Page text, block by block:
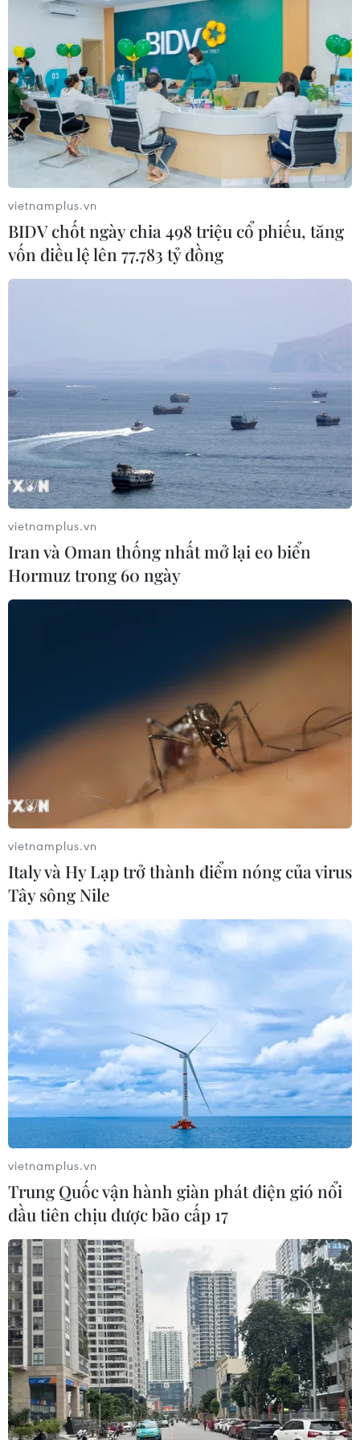
vietnamplus.vn
BIDV chốt ngày chia 498 triệu cổ phiếu, tăng
vốn điều lệ lên 77.783 tỷ đồng
vietnamplus.vn
Iran và Oman thống nhất mở lại eo biển
Hormuz trong 60 ngày
vietnamplus.vn
Italy và Hy Lạp trở thành điểm nóng của virus
Tây sông Nile
vietnamplus.vn
Trung Quốc vận hành giàn phát điện gió nổi
đầu tiên chịu được bão cấp 17